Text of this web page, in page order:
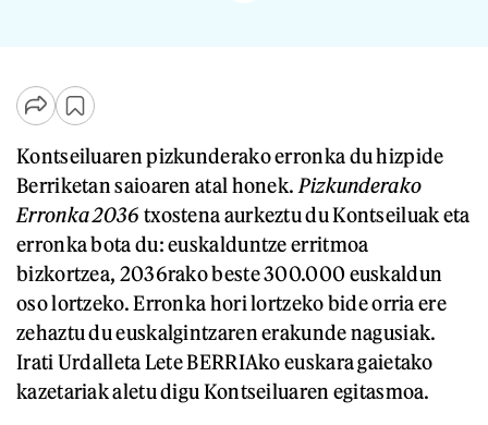
Kontseiluaren pizkunderako erronka du hizpide
Berriketan saioaren atal honek. Pizkunderako
Erronka 2036 txostena aurkeztu du Kontseiluak eta
erronka bota du: euskalduntze erritmoa
bizkortzea, 2036rako beste 300.000 euskaldun
oso lortzeko. Erronka hori lortzeko bide orria ere
zehaztu du euskalgintzaren erakunde nagusiak.
Irati Urdalleta Lete BERRIAko euskara gaietako
kazetariak aletu digu Kontseiluaren egitasmoa.